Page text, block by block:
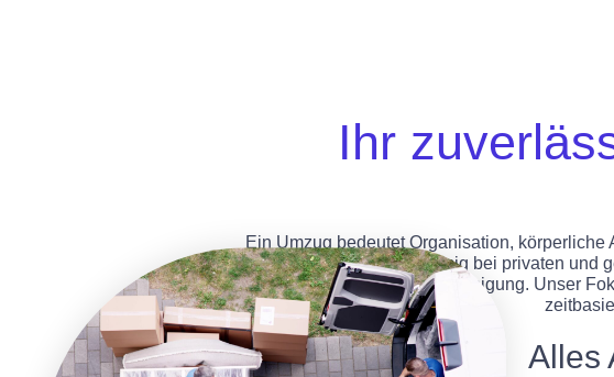
Ihr
Ein Umzug bedeutet Organisation,
unterstützen wir Sie zuverlässig bei privaten und
zur fachgerechten Umzugsreinigung. Unser
Alles